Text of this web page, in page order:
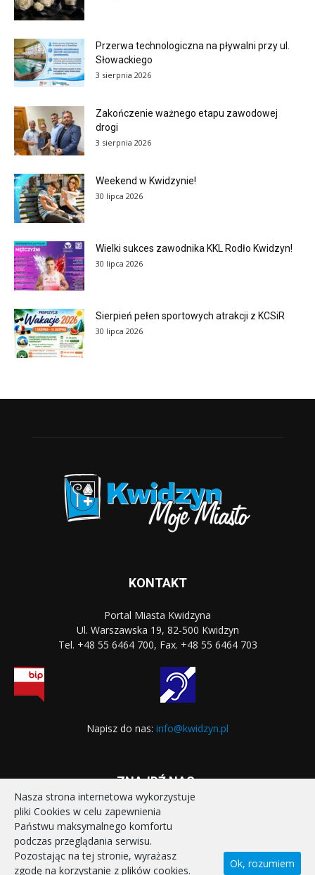
Przerwa technologiczna na pływalni przy ul.
Słowackiego
3 sierpnia 2026
Zakończenie ważnego etapu zawodowej
drogi
3 sierpnia 2026
Weekend w Kwidzynie!
30 lipca 2026
Wielki sukces zawodnika KKL Rodło Kwidzyn!
30 lipca 2026
Sierpień pełen sportowych atrakcji z KCSiR
30 lipca 2026
KONTAKT
Portal Miasta Kwidzyna
Ul. Warszawska 19, 82-500 Kwidzyn
Tel. +48 55 6464 700, Fax. +48 55 6464 703
Napisz do nas: info@kwidzyn.pl
ZNAJDŹ NAS:
Nasza strona internetowa wykorzystuje
pliki Cookies w celu zapewnienia
Państwu maksymalnego komfortu
podczas przeglądania serwisu.
Pozostając na tej stronie, wyrażasz
zgodę na korzystanie z plików cookies.
Ok, rozumiem